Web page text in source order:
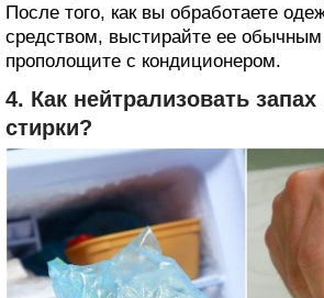
После того, как вы обработаете
средством, выстирайте ее
прополощите с кондиционером.
4. Как нейтрализовать запах
стирки?